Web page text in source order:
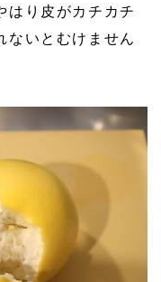
はり皮がカチカチ
ないとむけません